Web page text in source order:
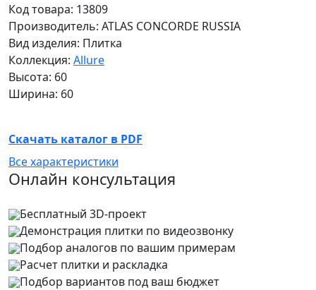
Код товара: 13809
Производитель: ATLAS CONCORDE RUSSIA
Вид изделия: Плитка
Коллекция: Allure
Высота: 60
Ширина: 60
Скачать каталог в PDF
Все характеристики
Онлайн консультация
Бесплатный 3D-проект
Демонстрация плитки по видеозвонку
Подбор аналогов по вашим примерам
Расчет плитки и раскладка
Подбор вариантов под ваш бюджет